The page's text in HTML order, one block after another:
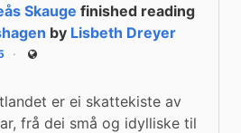
Skauge finished reading
by Lisbeth Dreyer
Public
er ei skattekiste av
frå dei små og idylliske til